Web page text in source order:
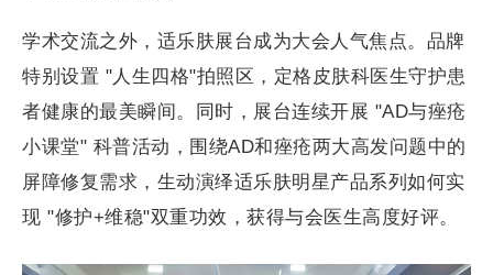
学术交流之外，适乐肤展台成为大会人气焦点。品牌
特别设置 "人生四格"拍照区，定格皮肤科医生守护患
者健康的最美瞬间。同时，展台连续开展 "AD与痤疮
小课堂" 科普活动，围绕AD和痤疮两大高发问题中的
屏障修复需求，生动演绎适乐肤明星产品系列如何实
现 "修护+维稳"双重功效，获得与会医生高度好评。